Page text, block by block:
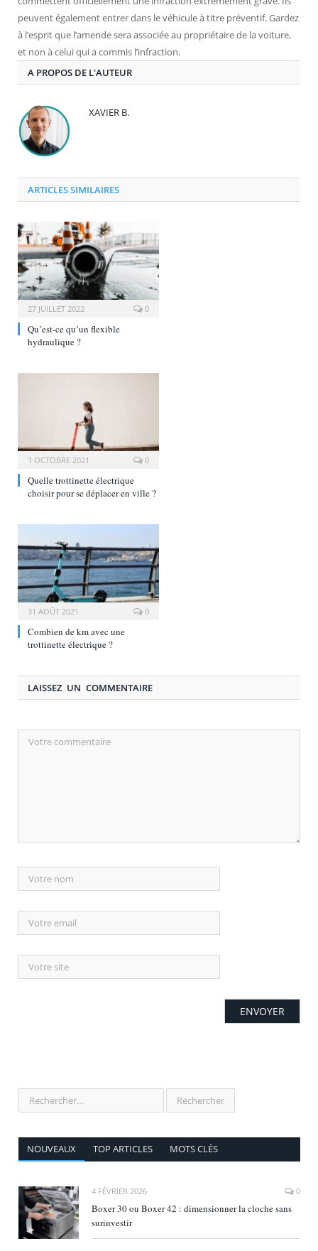
peuvent également entrer dans le véhicule à titre préventif. Gardez
à l’esprit que l’amende sera associée au propriétaire de la voiture,
et non à celui qui a commis l’infraction.
A PROPOS DE L'AUTEUR
XAVIER B.
ARTICLES SIMILAIRES
27 JUILLET 2022 0
Qu’est-ce qu’un flexible
hydraulique ?
1 OCTOBRE 2021 0
Quelle trottinette électrique
choisir pour se déplacer en ville ?
31 AOÛT 2021 0
Combien de km avec une
trottinette électrique ?
LAISSEZ UN COMMENTAIRE
NOUVEAUX TOP ARTICLES MOTS CLÉS
4 FÉVRIER 2026 0
Boxer 30 ou Boxer 42 : dimensionner la cloche sans
surinvestir